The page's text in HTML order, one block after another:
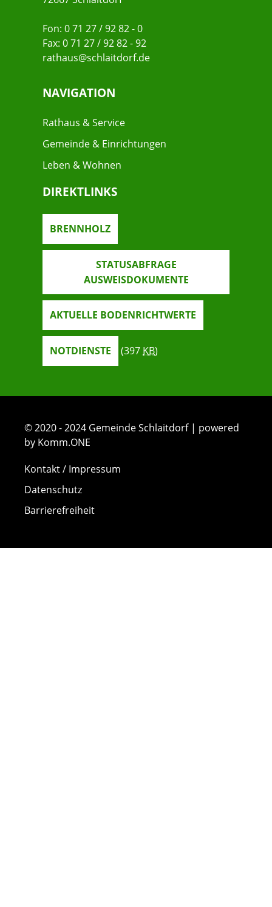
Fon: 0 71 27 / 92 82 - 0
Fax: 0 71 27 / 92 82 - 92
rathaus@schlaitdorf.de
NAVIGATION
Rathaus & Service
Gemeinde & Einrichtungen
Leben & Wohnen
DIREKTLINKS
BRENNHOLZ
STATUSABFRAGE
AUSWEISDOKUMENTE
AKTUELLE BODENRICHTWERTE
NOTDIENSTE (397 KB)
© 2020 - 2024 Gemeinde Schlaitdorf | powered
by Komm.ONE
Kontakt / Impressum
Datenschutz
Barrierefreiheit